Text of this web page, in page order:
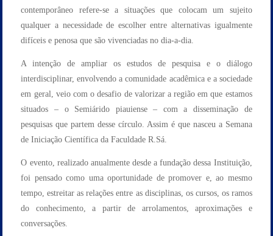
contemporâneo refere-se a situações que colocam um sujeito
qualquer a necessidade de escolher entre alternativas igualmente
difíceis e penosa que são vivenciadas no dia-a-dia.
A intenção de ampliar os estudos de pesquisa e o diálogo
interdisciplinar, envolvendo a comunidade acadêmica e a sociedade
em geral, veio com o desafio de valorizar a região em que estamos
situados – o Semiárido piauiense – com a disseminação de
pesquisas que partem desse círculo. Assim é que nasceu a Semana
de Iniciação Científica da Faculdade R.Sá.
O evento, realizado anualmente desde a fundação dessa Instituição,
foi pensado como uma oportunidade de promover e, ao mesmo
tempo, estreitar as relações entre as disciplinas, os cursos, os ramos
do conhecimento, a partir de arrolamentos, aproximações e
conversações.